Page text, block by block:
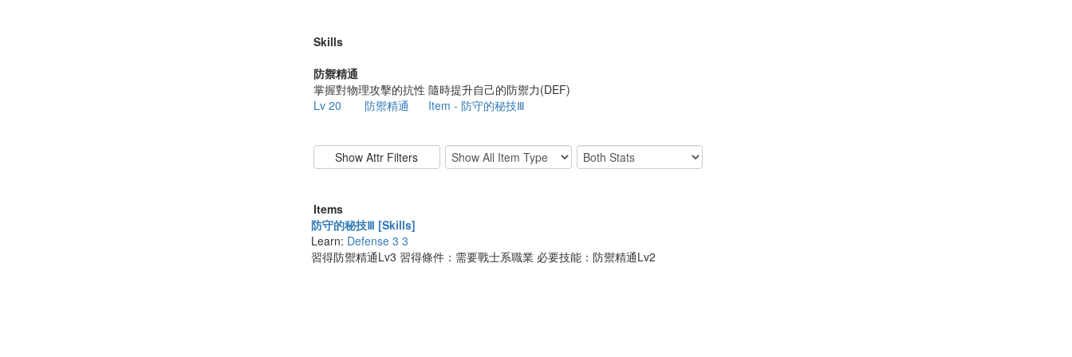
Skills
防禦精通
掌握對物理攻擊的抗性 隨時提升自己的防禦力(DEF)
Lv 20
防禦精通 Item - 防守的秘技Ⅲ
Items
防守的秘技Ⅲ [Skills]
Learn: Defense 3 3
習得防禦精通Lv3 習得條件：需要戰士系職業 必要技能：防禦精通Lv2